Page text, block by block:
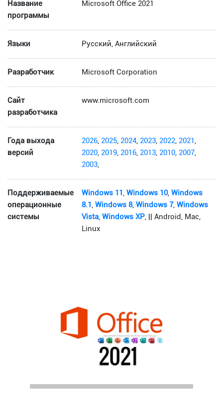
Название
программы
Microsoft Office 2021
Языки Русский, Английский
Разработчик Microsoft Corporation
Сайт
разработчика
www.microsoft.com
Года выхода
версий
2026, 2025, 2024, 2023, 2022, 2021,
2020, 2019, 2016, 2013, 2010, 2007,
2003,
Поддерживаемые
операционные
системы
Windows 11,Windows 10,Windows
8.1,Windows 8,Windows 7,Windows
Vista,Windows XP, || Android, Mac,
Linux